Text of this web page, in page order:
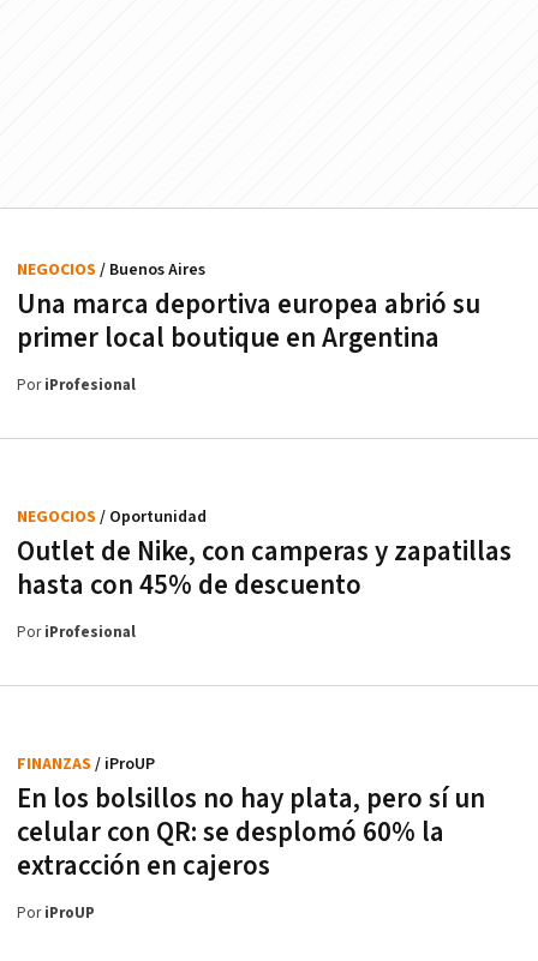
Una marca deportiva europea abrió su
primer local boutique en Argentina
NEGOCIOS / Buenos Aires
PoriProfesional
Outlet de Nike, con camperas y zapatillas
hasta con 45% de descuento
NEGOCIOS / Oportunidad
PoriProfesional
En los bolsillos no hay plata, pero sí un
celular con QR: se desplomó 60% la
extracción en cajeros
FINANZAS / iProUP
PoriProUP